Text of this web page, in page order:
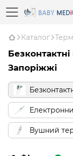
Каталог
Запоріжжі
Вушний